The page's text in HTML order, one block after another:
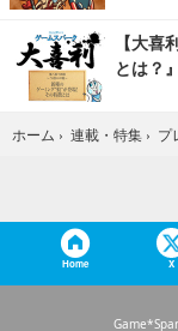
【大喜
とは？
ホーム › 連載・特集 › プ
Home X